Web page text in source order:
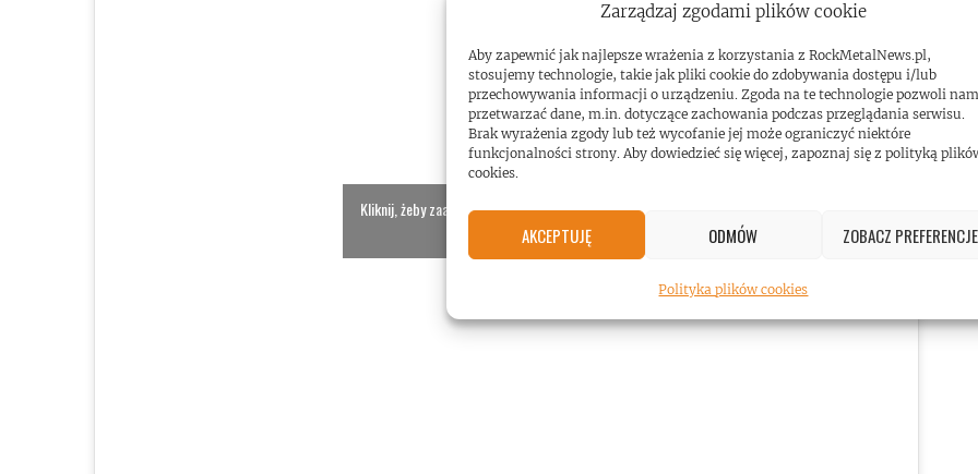
Zarządzaj zgodami plików cookie
Aby zapewnić jak najlepsze wrażenia z korzystania z RockMetalNews.pl,
stosujemy technologie, takie jak pliki cookie do zdobywania dostępu i/lub
przechowywania informacji o urządzeniu. Zgoda na te technologie pozwoli nam
przetwarzać dane, m.in. dotyczące zachowania podczas przeglądania serwisu.
Brak wyrażenia zgody lub też wycofanie jej może ograniczyć niektóre
funkcjonalności strony. Aby dowiedzieć się więcej, zapoznaj się z polityką
cookies.
AKCEPTUJĘ ODMÓW ZOBACZ PREFERENCJE
Polityka plików cookies
Kliknij, żeby zaakceptować marketing pliki cookies i
włączyć tę treść